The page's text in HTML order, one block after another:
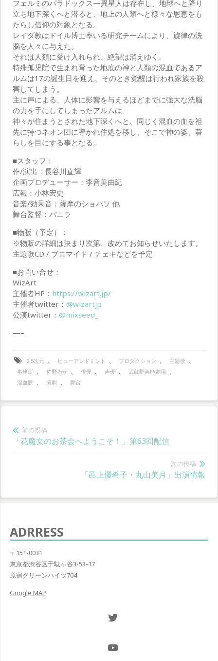
フェルミのパラドックス—異星人は存在し、地球へと降り
立ち地下深くへと潜ると、地上の人類へと様々な恩恵をも
たらし信仰の対象となる。
レイダ教はドイル博士率いる研究チームにより、旋律の洗
脳を人々に与えた。
それは人類に受け入れられ、絶望は消えゆく。
特殊孤児院で生まれ育った地底の神と人類の混血であるア
ルムは17の誕生日を迎え、そのとき覚醒は行われ家族を殺
害してしまう。
主に声による、人体に影響を与えるほどまでに強大な洗脳
の力を手にしてしまったアルムは、
神々が住まうとされた地下深くへと、同じく混血の血を祖
先に持つネオン団に導かれ住処を移し、そこで神の姿、暮
らしを目にする事となる。
■スタッフ：
作/演出：長谷川直輝
企画プロデューサー：李音美由紀
広報：小林宏史
音楽/効果音：薩摩のショパソ 他
舞台監督：バニラ
■物販（予定）：
※物販の詳細は決まり次第、改めてお知らせいたします。
主題歌CD / ブロマイド / チェキなどを予定
■お問い合せ：
WizArt
主催者HP： https://wizart.jp/
主催者twitter： @wizartjp
公演twitter： @mixseed_
—–
2.5次元 、 ヒューアンドミント 、 プロダクション 、 主題歌 、
事務所 、 佐野るか 、 俳優 、 声優 、 武蔵野芸能劇場 、
混血脈 、 演劇 、 舞台
投
稿
ゲ
シ
ョ
ン
前の投稿
前
の
「花魔女のお茶会へようこそ！」第63回配信
次の投稿
投
「邑上優希子・丸山美月」出演情報
ADRRESS
〒151-0031
東京都渋谷区千駄ヶ谷3-53-17
原宿グリーンハイツ704
Google MAP